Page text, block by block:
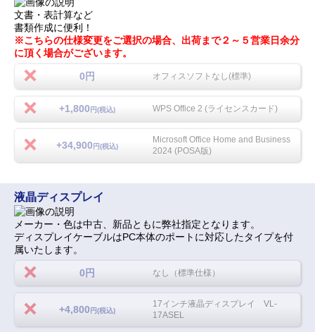
文書・表計算など
書類作成に便利！
※こちらの仕様変更をご選択の場合、出荷まで２～５営業日余分
に頂く場合がございます。
0円 オフィスソフトなし(標準)
+1,800 円(税込) WPS Office 2 (ライセンスカード)
+34,900 円(税込)
Microsoft Office Home and Business
2024 (POSA版)
液晶ディスプレイ
メーカー・色は中古、新品ともに弊社指定となります。
ディスプレイケーブルはPC本体のポートに対応したタイプを付
属いたします。
0円 なし（標準仕様）
+4,800 円(税込)
17インチ液晶ディスプレイ VL-
17ASEL